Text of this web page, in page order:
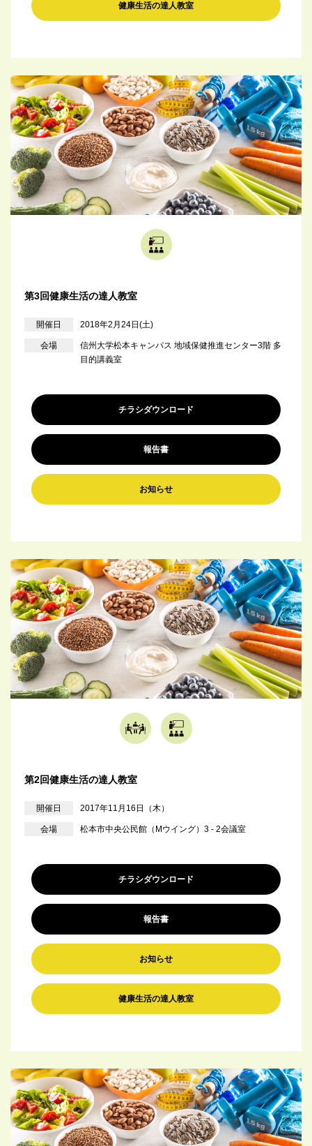
健康生活の達人教室
第3回健康生活の達人教室
開催日 2018年2月24日(土)
会場
信州大学松本キャンパス 地域保健推進センター3階 多
目的講義室
チラシダウンロード
報告書
お知らせ
第2回健康生活の達人教室
開催日 2017年11月16日（木）
会場 松本市中央公民館（Mウイング）3 - 2会議室
チラシダウンロード
報告書
お知らせ
健康生活の達人教室